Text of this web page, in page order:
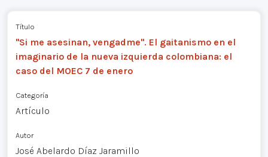
Título
"Si me asesinan, vengadme". El gaitanismo en el
imaginario de la nueva izquierda colombiana: el
caso del MOEC 7 de enero
Categoría
Artículo
Autor
José Abelardo Díaz Jaramillo